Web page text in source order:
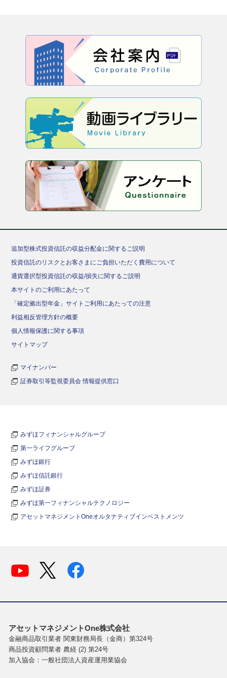
追加型株式投資信託の収益分配金に関するご説明
投資信託のリスクとお客さまにご負担いただく費用について
通貨選択型投資信託の収益/損失に関するご説明
本サイトのご利用にあたって
「確定拠出型年金」サイトご利用にあたっての注意
利益相反管理方針の概要
個人情報保護に関する事項
サイトマップ
マイナンバー
証券取引等監視委員会 情報提供窓口
みずほフィナンシャルグループ
第一ライフグループ
みずほ銀行
みずほ信託銀行
みずほ証券
みずほ第一フィナンシャルテクノロジー
アセットマネジメントOneオルタナティブインベストメンツ
アセットマネジメントOne株式会社
金融商品取引業者 関東財務局長（金商）第324号
商品投資顧問業者 農経 (2) 第24号
加入協会：一般社団法人資産運用業協会